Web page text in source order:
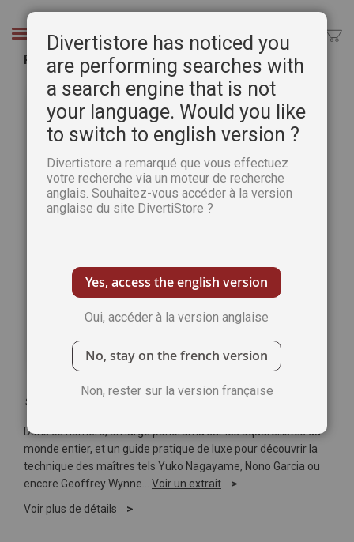
Chercher
PDA Hors Série Tour du monde de l'aquarelle
Passer
galerie
d’images
Soyez le premier à commenter ce produit
Dans ce numéro, un large panorama sur les aquarellistes du
monde entier, et un guide pratique de luxe pour découvrir la
technique des maîtres tels Yuko Nagayame, Nono Garcia ou
encore Geoffrey Wynne… Voir un extrait
Voir plus de détails
Divertistore has noticed you
are performing searches with
a search engine that is not
your language. Would you like
to switch to english version ?
Divertistore a remarqué que vous effectuez
votre recherche via un moteur de recherche
anglais. Souhaitez-vous accéder à la version
anglaise du site DivertiStore ?
Yes, access the english version
Oui, accéder à la version anglaise
No, stay on the french version
Non, rester sur la version française